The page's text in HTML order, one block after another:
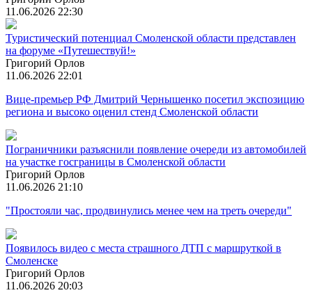
11.06.2026 22:30
Туристический потенциал Смоленской области представлен
на форуме «Путешествуй!»
Григорий Орлов
11.06.2026 22:01
Вице-премьер РФ Дмитрий Чернышенко посетил экспозицию
региона и высоко оценил стенд Смоленской области
Пограничники разъяснили появление очереди из автомобилей
на участке госграницы в Смоленской области
Григорий Орлов
11.06.2026 21:10
"Простояли час, продвинулись менее чем на треть очереди"
Появилось видео с места страшного ДТП с маршруткой в
Смоленске
Григорий Орлов
11.06.2026 20:03